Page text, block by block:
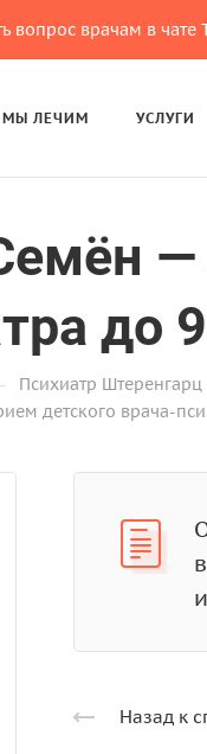
вопрос врачам в чате
МЫ ЛЕЧИМ УСЛУГИ
до
Психиатр
детского врача-
Назад к